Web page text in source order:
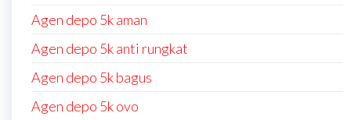
Agen depo 5k aman
Agen depo 5k anti rungkat
Agen depo 5k bagus
Agen depo 5k ovo